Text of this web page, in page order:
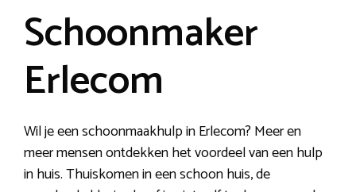
Schoonmaker
Erlecom
Wil je een schoonmaakhulp in Erlecom? Meer en
meer mensen ontdekken het voordeel van een hulp
in huis. Thuiskomen in een schoon huis, de